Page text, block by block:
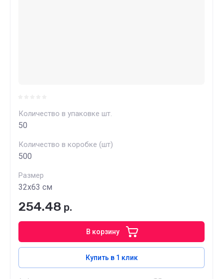
Количество в упаковке шт.
50
Количество в коробке (шт)
500
Размер
32х63 см
254.48 р.
В корзину
Купить в 1 клик